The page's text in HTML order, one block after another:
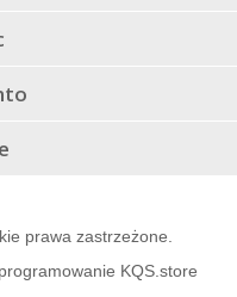
prawa zastrzeżone.
KQS.store